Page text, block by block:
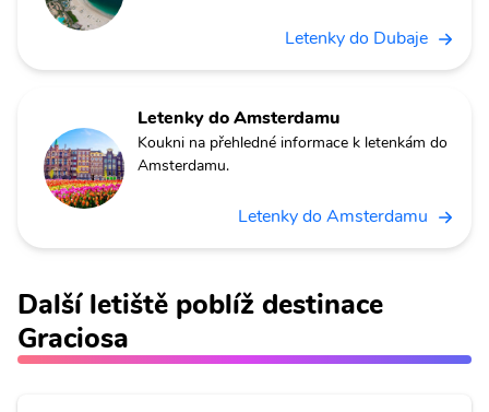
Letenky do Dubaje
Letenky do Amsterdamu
Koukni na přehledné informace k letenkám do
Amsterdamu.
Letenky do Amsterdamu
Další letiště poblíž destinace
Graciosa